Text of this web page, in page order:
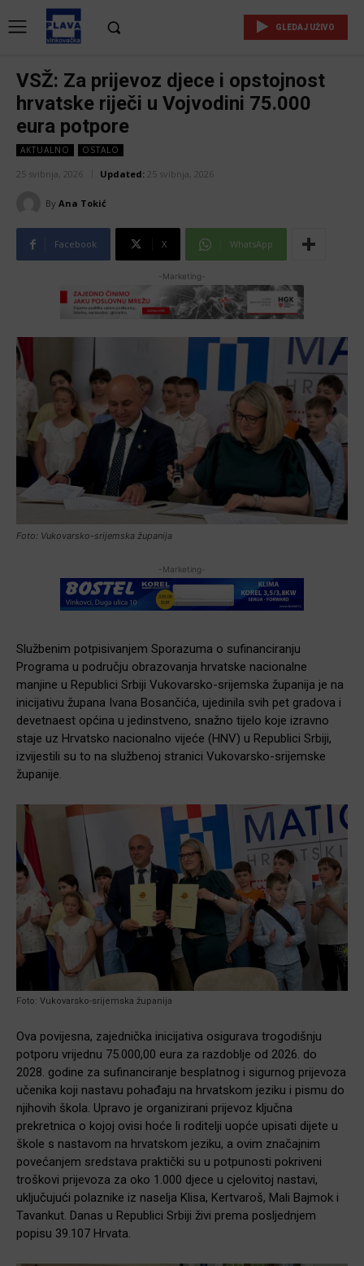
GLEDAJ UŽIVO
VSŽ: Za prijevoz djece i opstojnost
hrvatske riječi u Vojvodini 75.000
eura potpore
AKTUALNO OSTALO
25 svibnja, 2026 Updated: 25 svibnja, 2026
By Ana Tokić
Facebook X WhatsApp
-Marketing-
Foto: Vukovarsko-srijemska županija
-Marketing-
Službenim potpisivanjem Sporazuma o sufinanciranju
Programa u području obrazovanja hrvatske nacionalne
manjine u Republici Srbiji Vukovarsko-srijemska županija je na
inicijativu župana Ivana Bosančića, ujedinila svih pet gradova i
devetnaest općina u jedinstveno, snažno tijelo koje izravno
staje uz Hrvatsko nacionalno vijeće (HNV) u Republici Srbiji,
izvijestili su to na službenoj stranici Vukovarsko-srijemske
županije.
Foto: Vukovarsko-srijemska županija
Ova povijesna, zajednička inicijativa osigurava trogodišnju
potporu vrijednu 75.000,00 eura za razdoblje od 2026. do
2028. godine za sufinanciranje besplatnog i sigurnog prijevoza
učenika koji nastavu pohađaju na hrvatskom jeziku i pismu do
njihovih škola. Upravo je organizirani prijevoz ključna
prekretnica o kojoj ovisi hoće li roditelji uopće upisati dijete u
škole s nastavom na hrvatskom jeziku, a ovim značajnim
povećanjem sredstava praktički su u potpunosti pokriveni
troškovi prijevoza za oko 1.000 djece u cjelovitoj nastavi,
uključujući polaznike iz naselja Klisa, Kertvaroš, Mali Bajmok i
Tavankut. Danas u Republici Srbiji živi prema posljednjem
popisu 39.107 Hrvata.